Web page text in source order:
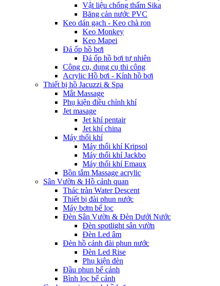
Vật liệu chống thấm Sika
Băng cản nước PVC
Keo dán gạch - Keo chà ron
Keo Monkey
Keo Mapei
Đá ốp hồ bơi
Đá ốp hồ bơi tự nhiên
Công cụ, dụng cụ thi công
Acrylic Hồ bơi - Kính hồ bơi
Thiết bị hồ Jacuzzi & Spa
Mắt Massage
Phụ kiện điều chỉnh khí
Jet masage
Jet khí pentair
Jet khí china
Máy thổi khí
Máy thổi khí Kripsol
Máy thổi khí Jackbo
Máy thổi khí Emaux
Bồn tắm Massage acrylic
Sân Vườn & Hồ cảnh quan
Thác tràn Water Descent
Thiết bị đài phun nước
Máy bơm bể lọc
Đèn Sân Vườn & Đèn Dưới Nước
Đèn spotlight sân vườn
Đèn Led âm
Đèn hồ cảnh đài phun nước
Đèn Led Rise
Phụ kiện đèn
Đầu phun bể cảnh
Bình lọc bể cảnh